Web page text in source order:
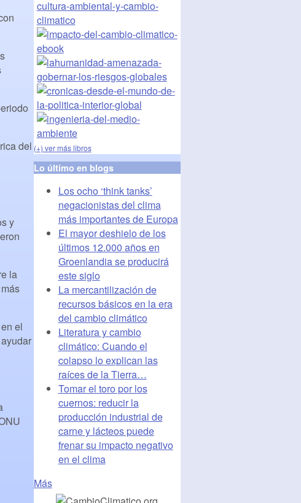
del
y
la
el
(+) ver más libros
Lo último en blogs
Los ocho ‘think tanks’
negacionistas del clima
más importantes de Europa
El mayor deshielo de los
últimos 12.000 años en
Groenlandia se producirá
este siglo
La mercantilización de
recursos básicos en la era
del cambio climático
Literatura y cambio
climático: Cuando el
colapso lo explican las
raíces de la Tierra…
Tomar el toro por los
cuernos: reducir la
producción industrial de
carne y lácteos puede
frenar su impacto negativo
en el clima
Más